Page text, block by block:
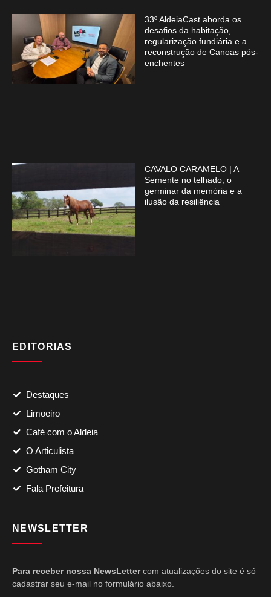
33º AldeiaCast aborda os
desafios da habitação,
regularização fundiária e a
reconstrução de Canoas pós-
enchentes
CAVALO CARAMELO | A
Semente no telhado, o
germinar da memória e a
ilusão da resiliência
EDITORIAS
Destaques
Limoeiro
Café com o Aldeia
O Articulista
Gotham City
Fala Prefeitura
NEWSLETTER
Para receber nossa NewsLettercom atualizações do site é só
cadastrar seu e-mail no formulário abaixo.